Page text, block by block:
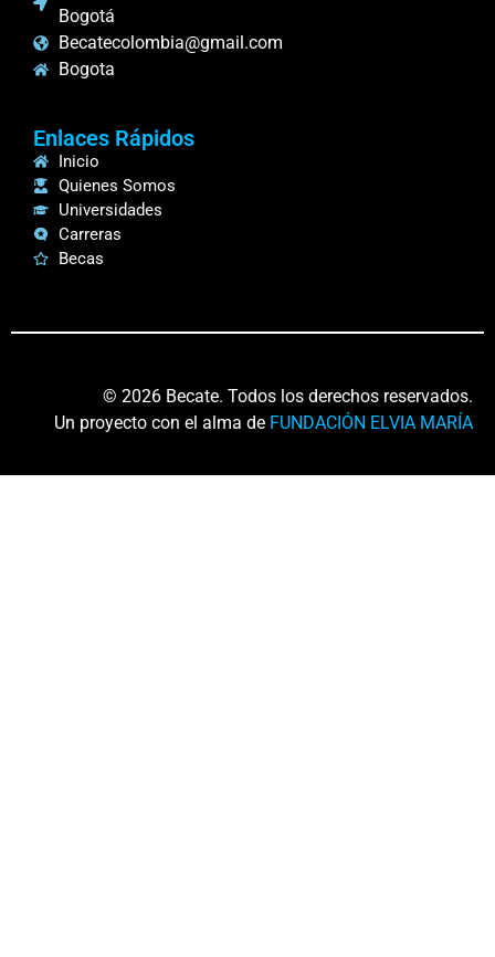
Bogotá
Becatecolombia@gmail.com
Bogota
Enlaces Rápidos
Inicio
Quienes Somos
Universidades
Carreras
Becas
© 2026 Becate. Todos los derechos reservados.
Un proyecto con el alma de FUNDACIÓN ELVIA MARÍA